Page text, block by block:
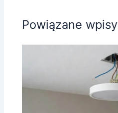
Powiązane wpisy